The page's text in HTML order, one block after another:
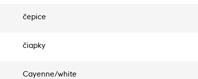
čepice
čiapky
Cayenne/white